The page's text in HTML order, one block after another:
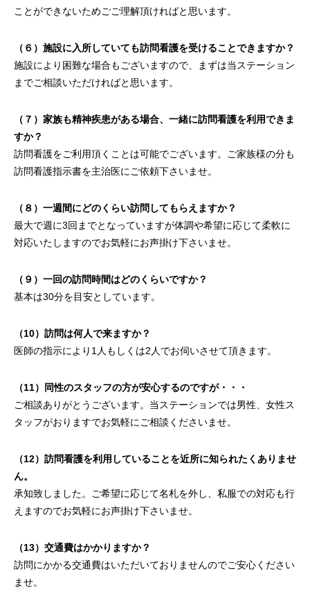
ことができないためごご理解頂ければと思います。
（６）施設に入所していても訪問看護を受けることできますか？
施設により困難な場合もございますので、まずは当ステーション
までご相談いただければと思います。
（７）家族も精神疾患がある場合、一緒に訪問看護を利用できま
すか？
訪問看護をご利用頂くことは可能でございます。ご家族様の分も
訪問看護指示書を主治医にご依頼下さいませ。
（８）一週間にどのくらい訪問してもらえますか？
最大で週に3回までとなっていますが体調や希望に応じて柔軟に
対応いたしますのでお気軽にお声掛け下さいませ。
（９）一回の訪問時間はどのくらいですか？
基本は30分を目安としています。
（10）訪問は何人で来ますか？
医師の指示により1人もしくは2人でお伺いさせて頂きます。
（11）同性のスタッフの方が安心するのですが・・・
ご相談ありがとうございます。当ステーションでは男性、女性ス
タッフがおりますでお気軽にご相談くださいませ。
（12）訪問看護を利用していることを近所に知られたくありませ
ん。
承知致しました。ご希望に応じて名札を外し、私服での対応も行
えますのでお気軽にお声掛け下さいませ。
（13）交通費はかかりますか？
訪問にかかる交通費はいただいておりませんのでご安心ください
ませ。